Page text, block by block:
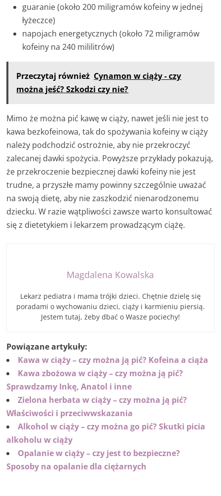
guaranie (około 200 miligramów kofeiny w jednej
łyżeczce)
napojach energetycznych (około 72 miligramów
kofeiny na 240 mililitrów)
Przeczytaj również Cynamon w ciąży - czy
można jeść? Szkodzi czy nie?
Mimo że można pić kawę w ciąży, nawet jeśli nie jest to
kawa bezkofeinowa, tak do spożywania kofeiny w ciąży
należy podchodzić ostrożnie, aby nie przekroczyć
zalecanej dawki spożycia. Powyższe przykłady pokazują,
że przekroczenie bezpiecznej dawki kofeiny nie jest
trudne, a przyszłe mamy powinny szczególnie uważać
na swoją dietę, aby nie zaszkodzić nienarodzonemu
dziecku. W razie wątpliwości zawsze warto konsultować
się z dietetykiem i lekarzem prowadzącym ciążę.
Magdalena Kowalska
Lekarz pediatra i mama trójki dzieci. Chętnie dzielę się
poradami o wychowaniu dzieci, ciąży i karmieniu piersią.
Jestem tutaj, żeby dbać o Wasze pociechy!
Powiązane artykuły:
Kawa w ciąży – czy można ją pić? Kofeina a ciąża
Kawa zbożowa w ciąży – czy można ją pić?
Sprawdzamy Inkę, Anatol i inne
Zielona herbata w ciąży – czy można ją pić?
Właściwości i przeciwwskazania
Alkohol w ciąży – czy można go pić? Skutki picia
alkoholu w ciąży
Opalanie w ciąży – czy jest to bezpieczne?
Sposoby na opalanie dla ciężarnych